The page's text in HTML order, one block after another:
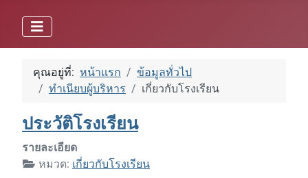
คุณอยู่ที่: หน้าแรก
ข้อมูลทั่วไป
ทำเนียบผู้บริหาร
เกี่ยวกับโรงเรียน
ประวัติโรงเรียน
รายละเอียด
หมวด: เกี่ยวกับโรงเรียน